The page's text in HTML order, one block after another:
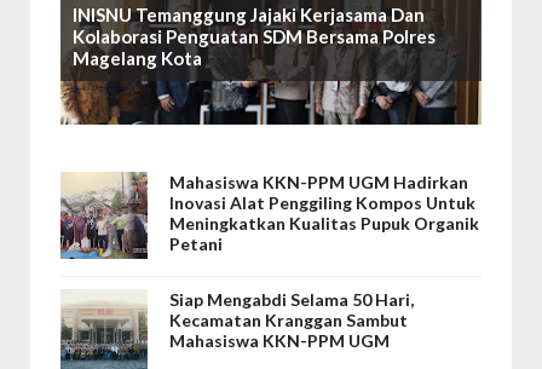
INISNU Temanggung Jajaki Kerjasama Dan
Kolaborasi Penguatan SDM Bersama Polres
Magelang Kota
Mahasiswa KKN-PPM UGM Hadirkan
Inovasi Alat Penggiling Kompos Untuk
Meningkatkan Kualitas Pupuk Organik
Petani
Siap Mengabdi Selama 50 Hari,
Kecamatan Kranggan Sambut
Mahasiswa KKN-PPM UGM